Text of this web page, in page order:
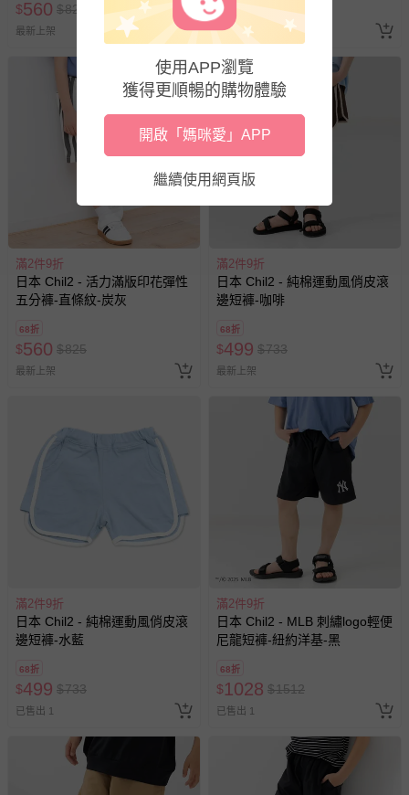
$560 $825
最新上架
$560 825
最新上架
滿2件9折
日本 Chil2 - 活力滿版印花彈性
五分褲-直條紋-炭灰
68折
$560 $825
最新上架
滿2件9折
日本 Chil2 - 純棉運動風俏皮滾
邊短褲-咖啡
68折
$499 $733
最新上架
滿2件9折
日本 Chil2 - 純棉運動風俏皮滾
邊短褲-水藍
68折
$499 $733
已售出 1
滿2件9折
日本 Chil2 - MLB 刺繡logo輕便
尼龍短褲-紐約洋基-黑
68折
$1028 $1512
已售出 1
使用APP瀏覽
獲得更順暢的購物體驗
開啟「媽咪愛」APP
繼續使用網頁版